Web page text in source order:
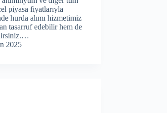
piyasa fiyatlarıyla
hurda alımı hizmetimiz
tasarruf edebilir hem de
2025